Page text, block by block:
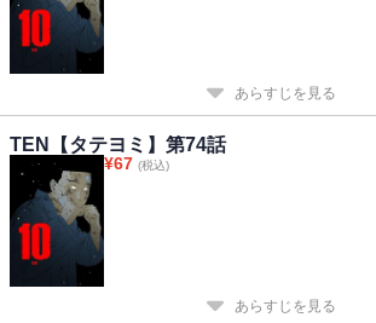
あらすじを見る
TEN【タテヨミ】第74話
¥67 (税込)
あらすじを見る